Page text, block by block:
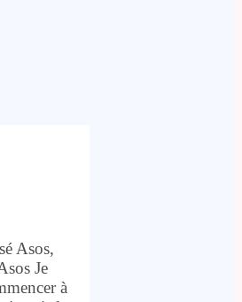
Asos,
Je
à